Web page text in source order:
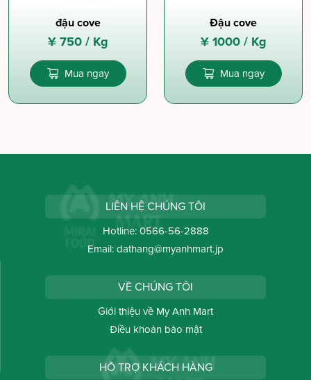
đậu cove
¥ 750 / Kg
Mua ngay
Đậu cove
¥ 1000 / Kg
Mua ngay
LIÊN HỆ CHÚNG TÔI
Hotline: 0566-56-2888
Email: dathang@myanhmart.jp
VỀ CHÚNG TÔI
Giới thiệu về My Anh Mart
Điều khoản bảo mật
HỖ TRỢ KHÁCH HÀNG